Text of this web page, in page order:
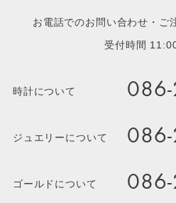
お電話でのお問い合わせ・ご
受付時間
時計について
ジュエリーについて
ゴールドについて